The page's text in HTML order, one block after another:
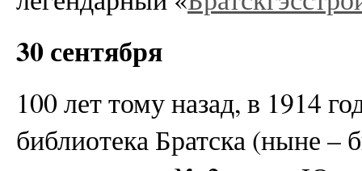
30 сентября
100 лет тому назад, в 1914
библиотека Братска (ныне –